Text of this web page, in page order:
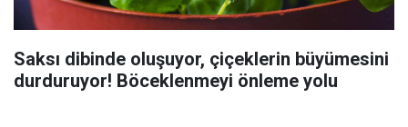
Saksı dibinde oluşuyor, çiçeklerin büyümesini
durduruyor! Böceklenmeyi önleme yolu